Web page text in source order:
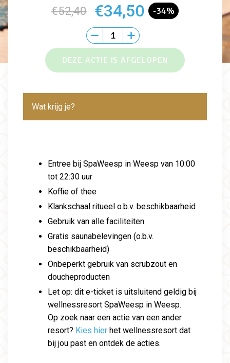
€52,40 €34,50 -34%
Wat krijg je?
Entree bij SpaWeesp in Weesp van 10:00
tot 22:30 uur
Koffie of thee
Klankschaal ritueel o.b.v. beschikbaarheid
Gebruik van alle faciliteiten
Gratis saunabelevingen (o.b.v.
beschikbaarheid)
Onbeperkt gebruik van scrubzout en
doucheproducten
Let op: dit e-ticket is uitsluitend geldig bij
wellnessresort SpaWeesp in Weesp.
Op zoek naar een actie van een ander
resort? Kies hier het wellnessresort dat
bij jou past en ontdek de acties.